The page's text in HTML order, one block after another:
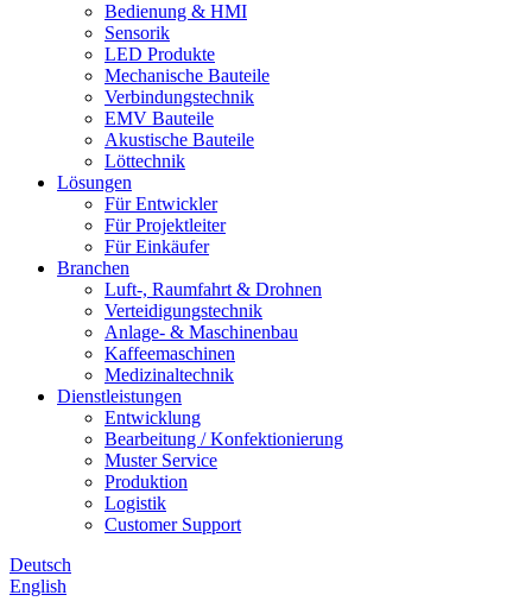
Bedienung & HMI
Sensorik
LED Produkte
Mechanische Bauteile
Verbindungstechnik
EMV Bauteile
Akustische Bauteile
Löttechnik
Lösungen
Für Entwickler
Für Projektleiter
Für Einkäufer
Branchen
Luft-, Raumfahrt & Drohnen
Verteidigungstechnik
Anlage- & Maschinenbau
Kaffeemaschinen
Medizinaltechnik
Dienstleistungen
Entwicklung
Bearbeitung / Konfektionierung
Muster Service
Produktion
Logistik
Customer Support
Deutsch
English